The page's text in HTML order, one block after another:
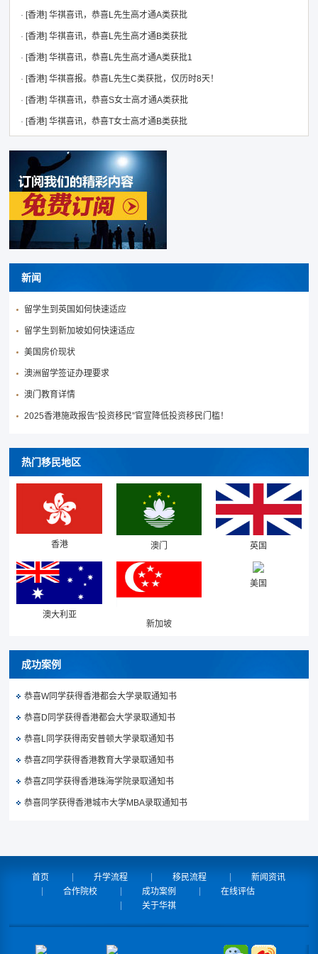
· [香港] 华祺喜讯，恭喜L先生高才通A类获批
· [香港] 华祺喜讯，恭喜L先生高才通B类获批
· [香港] 华祺喜讯，恭喜L先生高才通A类获批1
· [香港] 华祺喜报。恭喜L先生C类获批，仅历时8天！
· [香港] 华祺喜讯，恭喜S女士高才通A类获批
· [香港] 华祺喜讯，恭喜T女士高才通B类获批
新闻
留学生到英国如何快速适应
留学生到新加坡如何快速适应
美国房价现状
澳洲留学签证办理要求
澳门教育详情
2025香港施政报告“投资移民”官宣降低投资移民门槛！
热门移民地区
香港 澳门 英国
澳大利亚
新加坡
美国
成功案例
恭喜W同学获得香港都会大学录取通知书
恭喜D同学获得香港都会大学录取通知书
恭喜L同学获得南安普顿大学录取通知书
恭喜Z同学获得香港教育大学录取通知书
恭喜Z同学获得香港珠海学院录取通知书
恭喜同学获得香港城市大学MBA录取通知书
首页 升学流程 移民流程
新闻资讯
合作院校
成功案例
在线评估
关于华祺